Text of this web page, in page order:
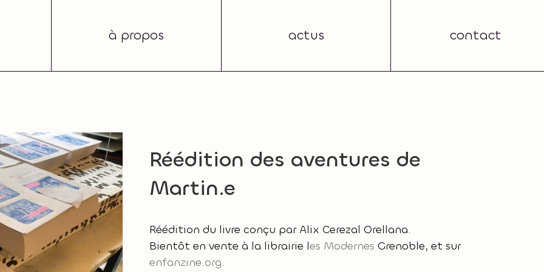
à propos actus contact
Réédition des aventures de
Martin.e
Réédition du livre conçu par Alix Cerezal Orellana.
Bientôt en vente à la librairie les Modernes Grenoble, et sur
enfanzine.org.